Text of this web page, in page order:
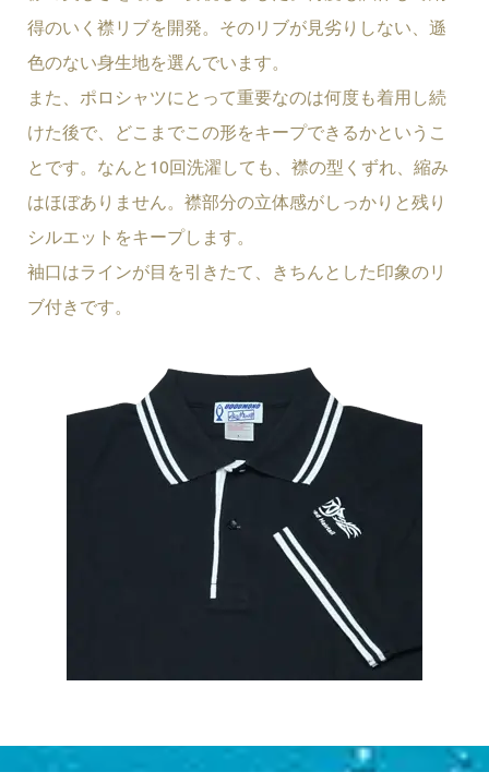
得のいく襟リブを開発。そのリブが見劣りしない、遜
色のない身生地を選んでいます。
また、ポロシャツにとって重要なのは何度も着用し続
けた後で、どこまでこの形をキープできるかというこ
とです。なんと10回洗濯しても、襟の型くずれ、縮み
はほぼありません。襟部分の立体感がしっかりと残り
シルエットをキープします。
袖口はラインが目を引きたて、きちんとした印象のリ
ブ付きです。